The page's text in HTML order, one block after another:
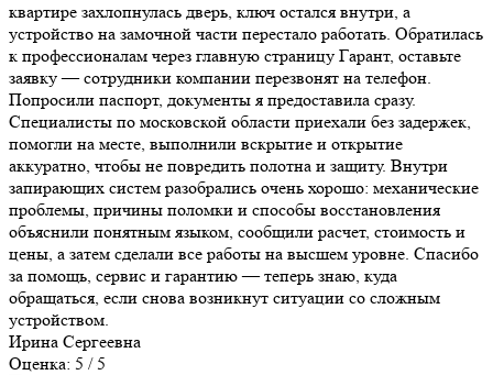
квартире захлопнулась дверь, ключ остался внутри, а
устройство на замочной части перестало работать. Обратилась
к профессионалам через главную страницу Гарант, оставьте
заявку — сотрудники компании перезвонят на телефон.
Попросили паспорт, документы я предоставила сразу.
Специалисты по московской области приехали без задержек,
помогли на месте, выполнили вскрытие и открытие
аккуратно, чтобы не повредить полотна и защиту. Внутри
запирающих систем разобрались очень хорошо: механические
проблемы, причины поломки и способы восстановления
объяснили понятным языком, сообщили расчет, стоимость и
цены, а затем сделали все работы на высшем уровне. Спасибо
за помощь, сервис и гарантию — теперь знаю, куда
обращаться, если снова возникнут ситуации со сложным
устройством.
Ирина Сергеевна
Оценка: 5 / 5